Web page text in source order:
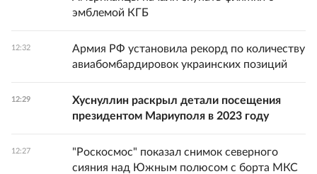
эмблемой КГБ
12:32
Армия РФ установила рекорд по количеству
авиабомбардировок украинских позиций
12:29
Хуснуллин раскрыл детали посещения
президентом Мариуполя в 2023 году
12:27
"Роскосмос" показал снимок северного
сияния над Южным полюсом с борта МКС